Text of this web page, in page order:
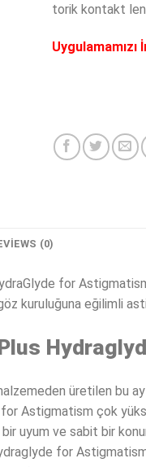
torik kontakt
(0)
for
kuruluğuna eğilimli
üretilen bu
Astigmatism çok
uyum ve sabit bir
for